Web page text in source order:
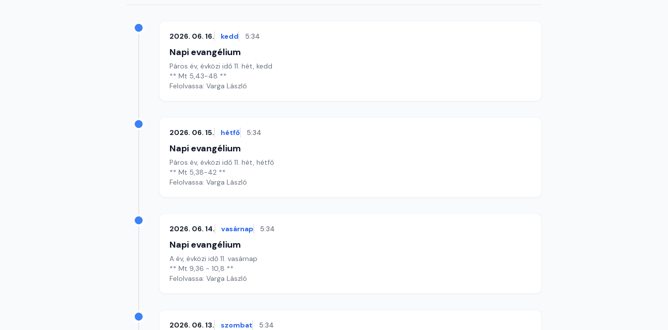
2026. 06. 16. kedd 5:34
Napi evangélium
Páros év, évközi idő 11. hét, kedd
** Mt 5,43-48 **
Felolvassa: Varga László
2026. 06. 15. hétfő 5:34
Napi evangélium
Páros év, évközi idő 11. hét, hétfő
** Mt 5,38-42 **
Felolvassa: Varga László
2026. 06. 14. vasárnap 5:34
Napi evangélium
A év, évközi idő 11. vasárnap
** Mt 9,36 - 10,8 **
Felolvassa: Varga László
2026. 06. 13. szombat 5:34